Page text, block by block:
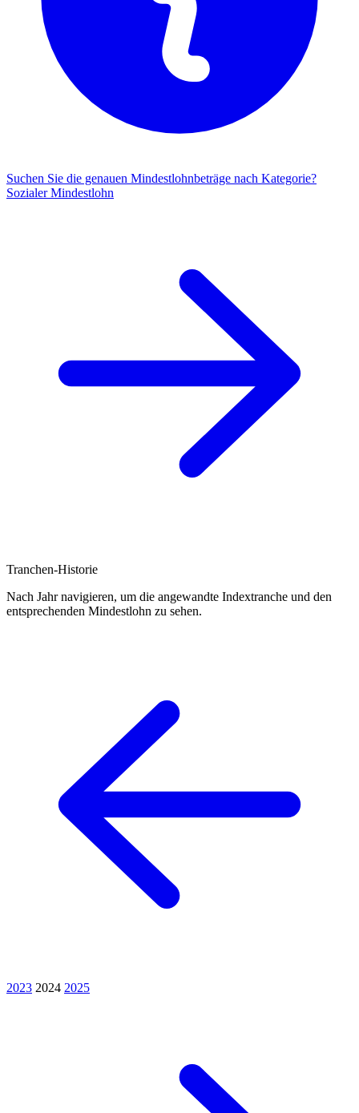
Suchen Sie die genauen Mindestlohnbeträge nach Kategorie?
Sozialer Mindestlohn
Tranchen-Historie
Nach Jahr navigieren, um die angewandte Indextranche und den
entsprechenden Mindestlohn zu sehen.
2023 2024 2025